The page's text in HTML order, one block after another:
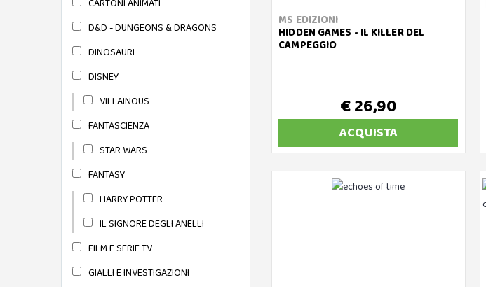
MS EDIZIONI
HIDDEN GAMES - IL KILLER DEL
CAMPEGGIO
€ 26,90
ACQUISTA
DAL NEGRO
DJECO
DRACOMACA
CARTONI ANIMATI
D&D - DUNGEONS & DRAGONS
DINOSAURI
DISNEY
VILLAINOUS
FANTASCIENZA
STAR WARS
FANTASY
HARRY POTTER
IL SIGNORE DEGLI ANELLI
FILM E SERIE TV
GIALLI E INVESTIGAZIONI